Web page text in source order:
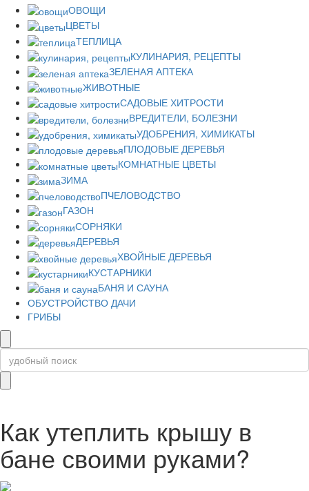
ОВОЩИ
ЦВЕТЫ
ТЕПЛИЦА
КУЛИНАРИЯ, РЕЦЕПТЫ
ЗЕЛЕНАЯ АПТЕКА
ЖИВОТНЫЕ
САДОВЫЕ ХИТРОСТИ
ВРЕДИТЕЛИ, БОЛЕЗНИ
УДОБРЕНИЯ, ХИМИКАТЫ
ПЛОДОВЫЕ ДЕРЕВЬЯ
КОМНАТНЫЕ ЦВЕТЫ
ЗИМА
ПЧЕЛОВОДСТВО
ГАЗОН
СОРНЯКИ
ДЕРЕВЬЯ
ХВОЙНЫЕ ДЕРЕВЬЯ
КУСТАРНИКИ
БАНЯ И САУНА
ОБУСТРОЙСТВО ДАЧИ
ГРИБЫ
Как утеплить крышу в
бане своими руками?